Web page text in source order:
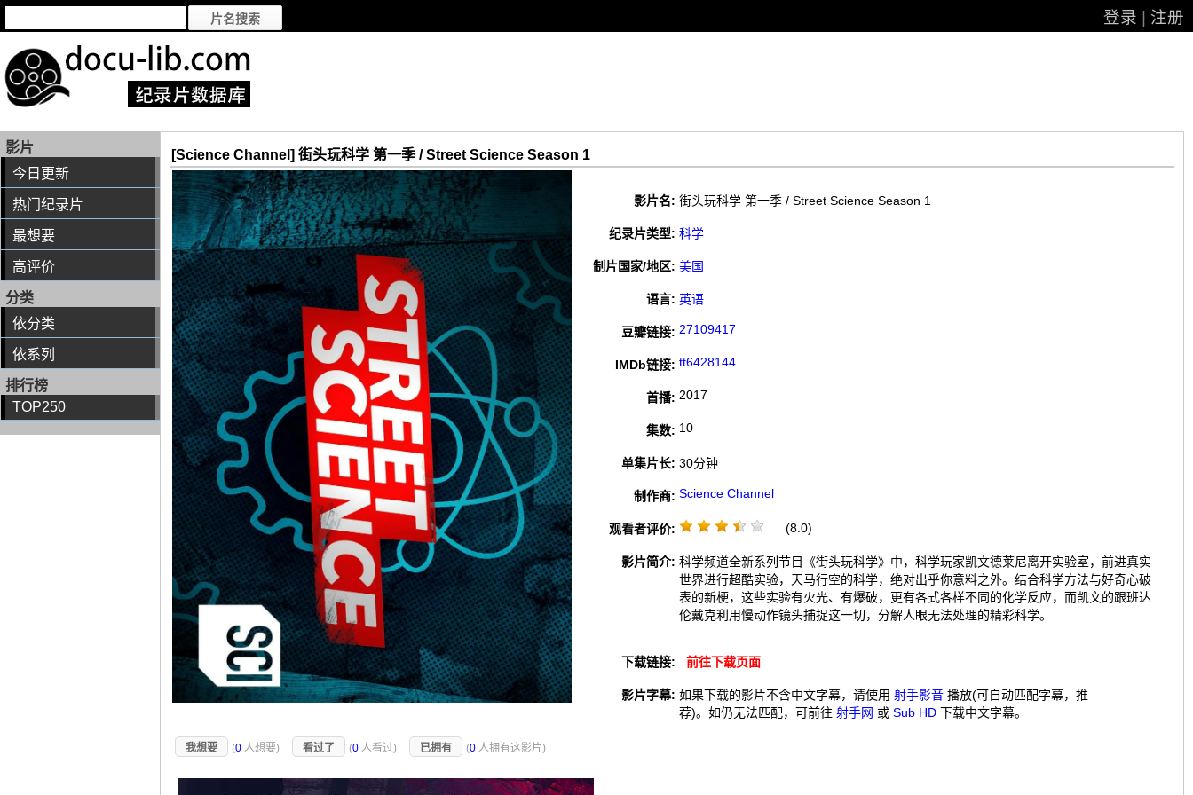
登录 注册
影片
今日更新
热门纪录片
最想要
高评价
分类
依分类
依系列
排行榜
TOP250
[Science Channel] 街头玩科学 第一季 / Street Science Season 1
影片名: 街头玩科学 第一季 / Street Science Season 1
纪录片类型: 科学
制片国家/地区: 美国
语言: 英语
豆瓣链接: 27109417
IMDb链接: tt6428144
首播: 2017
集数: 10
单集片长: 30分钟
制作商: Science Channel
观看者评价: (8.0)
影片简介: 科学频道全新系列节目《街头玩科学》中，科学玩家凯文德莱尼离开实验室，前进真实
世界进行超酷实验，天马行空的科学，绝对出乎你意料之外。结合科学方法与好奇心破
表的新梗，这些实验有火光、有爆破，更有各式各样不同的化学反应，而凯文的跟班达
伦戴克利用慢动作镜头捕捉这一切，分解人眼无法处理的精彩科学。
下载链接: 前往下载页面
影片字幕: 如果下载的影片不含中文字幕，请使用 射手影音 播放(可自动匹配字幕，推
荐)。如仍无法匹配，可前往 射手网 或 Sub HD 下载中文字幕。
我想要 (0 人想要) 看过了 (0 人看过) 已拥有 (0 人拥有这影片)